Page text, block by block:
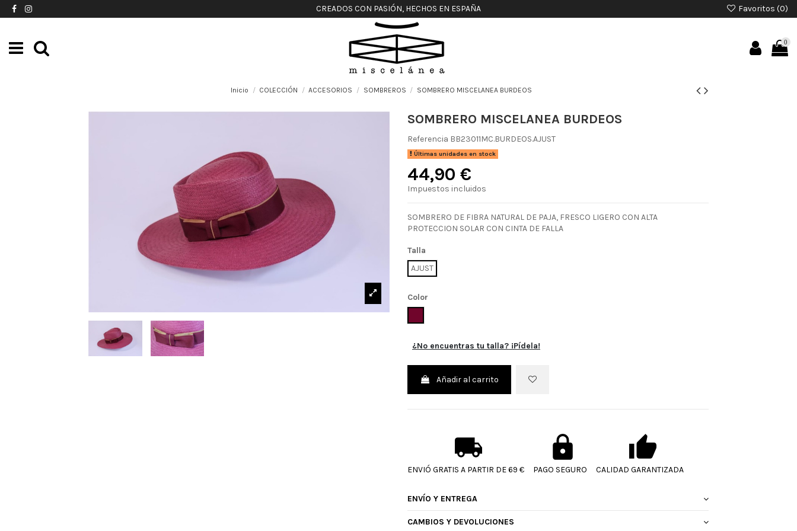
CREADOS CON PASIÓN, HECHOS EN ESPAÑA Favoritos (0)
0
Inicio COLECCIÓN ACCESORIOS SOMBREROS SOMBRERO MISCELANEA BURDEOS
SOMBRERO MISCELANEA BURDEOS
Referencia BB23011MC.BURDEOS.AJUST
Últimas unidades en stock
44,90 €
Impuestos incluidos
SOMBRERO DE FIBRA NATURAL DE PAJA, FRESCO LIGERO CON ALTA
PROTECCION SOLAR CON CINTA DE FALLA
Talla
AJUST
Color
¿No encuentras tu talla? ¡Pídela!
Añadir al carrito
ENVIÓ GRATIS A PARTIR DE 69 € PAGO SEGURO CALIDAD GARANTIZADA
ENVÍO Y ENTREGA
CAMBIOS Y DEVOLUCIONES